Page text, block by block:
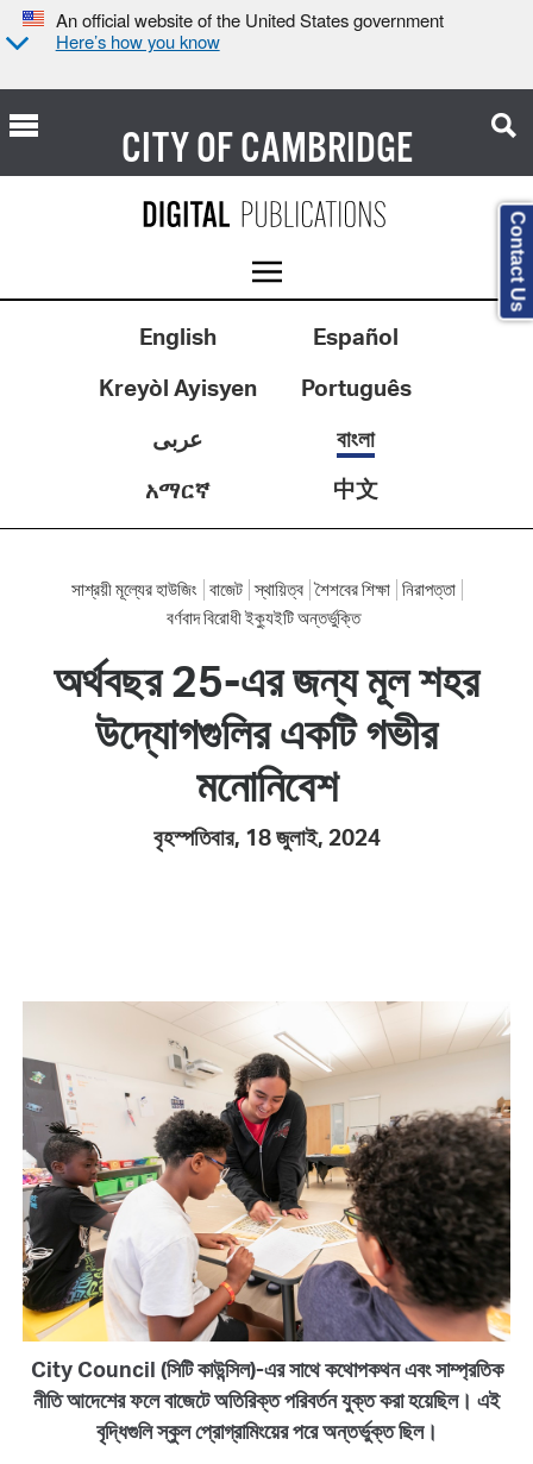
An official website of the United States government
Here’s how you know
CITY OFCAMBRIDGE
English
Español
Kreyòl Ayisyen
Português
عربى
বাংলা
አማርኛ
中文
সাশ্রয়ী মূল্যের হাউজিং বাজেট স্থায়িত্ব শৈশবের শিক্ষা নিরাপত্তা
বর্ণবাদ বিরোধী ইক্যুইটি অন্তর্ভুক্তি
অর্থবছর 25-এর জন্য মূল শহর
উদ্যোগগুলির একটি গভীর
মনোনিবেশ
বৃহস্পতিবার, 18 জুলাই, 2024
City Council (সিটি কাউন্সিল)-এর সাথে কথোপকথন এবং সাম্প্রতিক
নীতি আদেশের ফলে বাজেটে অতিরিক্ত পরিবর্তন যুক্ত করা হয়েছিল। এই
বৃদ্ধিগুলি স্কুল প্রোগ্রামিংয়ের পরে অন্তর্ভুক্ত ছিল।
Contact Us